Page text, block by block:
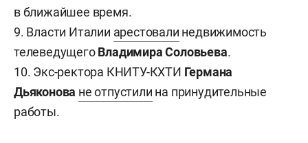
в ближайшее время.
9. Власти Италии арестовали недвижимость
телеведущегоВладимира Соловьева.
10. Экс-ректора КНИТУ-КХТИ Германа
Дьяконова не отпустили на принудительные
работы.